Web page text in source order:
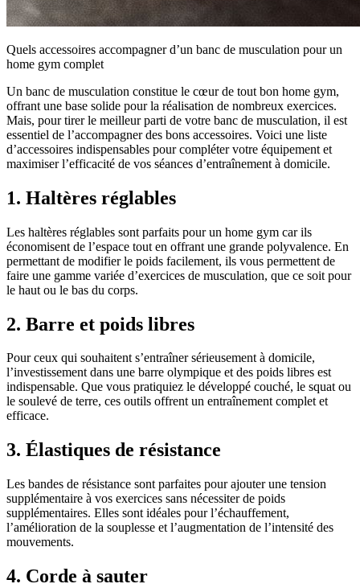
Quels accessoires accompagner d’un banc de musculation pour un
home gym complet
Un banc de musculation constitue le cœur de tout bon home gym,
offrant une base solide pour la réalisation de nombreux exercices.
Mais, pour tirer le meilleur parti de votre banc de musculation, il est
essentiel de l’accompagner des bons accessoires. Voici une liste
d’accessoires indispensables pour compléter votre équipement et
maximiser l’efficacité de vos séances d’entraînement à domicile.
1. Haltères réglables
Les haltères réglables sont parfaits pour un home gym car ils
économisent de l’espace tout en offrant une grande polyvalence. En
permettant de modifier le poids facilement, ils vous permettent de
faire une gamme variée d’exercices de musculation, que ce soit pour
le haut ou le bas du corps.
2. Barre et poids libres
Pour ceux qui souhaitent s’entraîner sérieusement à domicile,
l’investissement dans une barre olympique et des poids libres est
indispensable. Que vous pratiquiez le développé couché, le squat ou
le soulevé de terre, ces outils offrent un entraînement complet et
efficace.
3. Élastiques de résistance
Les bandes de résistance sont parfaites pour ajouter une tension
supplémentaire à vos exercices sans nécessiter de poids
supplémentaires. Elles sont idéales pour l’échauffement,
l’amélioration de la souplesse et l’augmentation de l’intensité des
mouvements.
4. Corde à sauter